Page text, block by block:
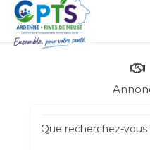
Que recherchez-vous